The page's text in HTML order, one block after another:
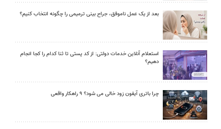
بعد از یک عمل ناموفق، جراح بینی ترمیمی را چگونه انتخاب کنیم؟
استعلام آنلاین خدمات دولتی: از کد پستی تا ثنا کدام را کجا انجام
دهیم؟
چرا باتری آیفون زود خالی می شود؟ ۹ راهکار واقعی